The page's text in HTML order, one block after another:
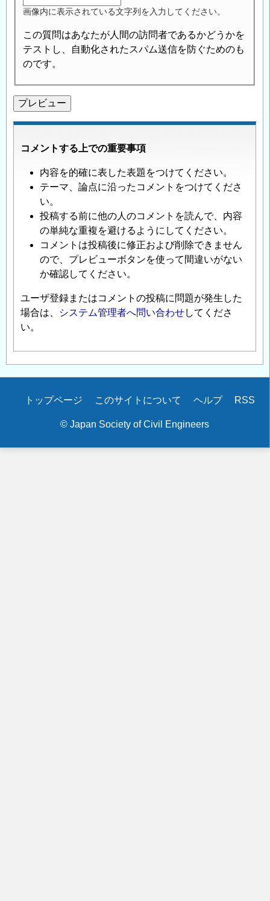
画像内に表示されている文字列を入力してください。
この質問はあなたが人間の訪問者であるかどうかを
テストし、自動化されたスパム送信を防ぐためのも
のです。
コメントする上での重要事項
内容を的確に表した表題をつけてください。
テーマ、論点に沿ったコメントをつけてくださ
い。
投稿する前に他の人のコメントを読んで、内容
の単純な重複を避けるようにしてください。
コメントは投稿後に修正および削除できません
ので、プレビューボタンを使って間違いがない
か確認してください。
ユーザ登録またはコメントの投稿に問題が発生した
場合は、
システム管理者へ問い合わせしてくださ
い。
Secondary
トップページ このサイトについて ヘルプ RSS
© Japan Society of Civil Engineers